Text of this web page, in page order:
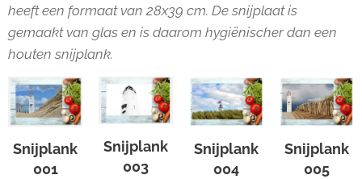
heeft een formaat van 28x39 cm. De snijplaat is
gemaakt van glas en is daarom hygiënischer dan een
houten snijplank.
Snijplank
001
Snijplank
003
Snijplank
004
Snijplank
005